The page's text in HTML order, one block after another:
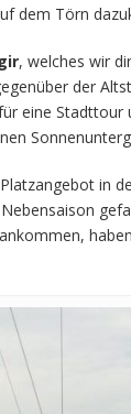
dem Törn
, welches wir
der
eine Stadttour
in